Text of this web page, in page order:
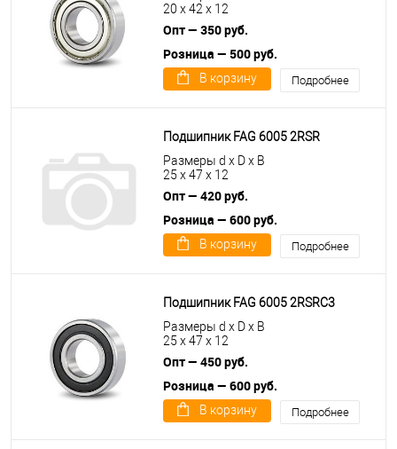
20 x 42 x 12
Опт — 350 руб.
Розница — 500 руб.
В корзину Подробнее
Подшипник FAG 6005 2RSR
Размеры d x D x B
25 x 47 x 12
Опт — 420 руб.
Розница — 600 руб.
В корзину Подробнее
Подшипник FAG 6005 2RSRC3
Размеры d x D x B
25 x 47 x 12
Опт — 450 руб.
Розница — 600 руб.
В корзину Подробнее